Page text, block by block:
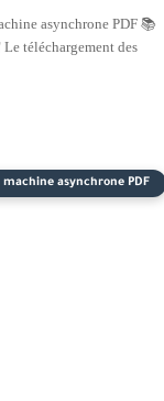
asynchrone PDF 📚
téléchargement des
asynchrone PDF